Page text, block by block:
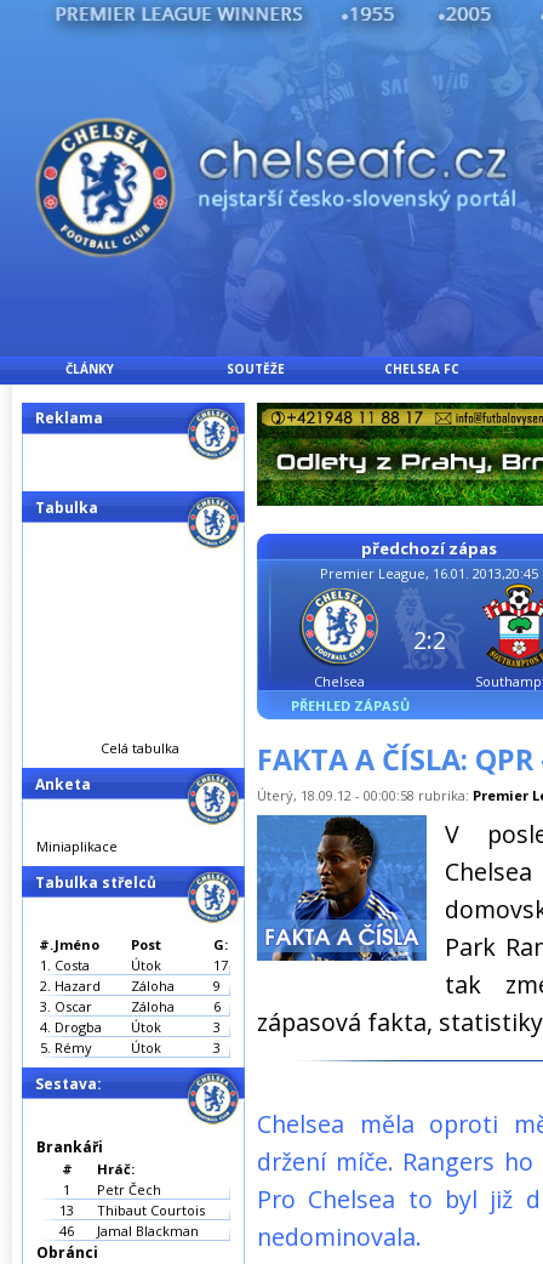
ČLÁNKY SOUTĚŽE CHELSEA FC
předchozí zápas
Premier League, 16.01. 2013,20:45
Chelsea
2:2
PŘEHLED ZÁPASŮ
FAKTA A ČÍSLA:
Úterý, 18.09.12 - 00:00:58 rubrika: Premier
V
Park
tak
zápasová fakta,
Chelsea měla oproti
držení míče. Rangers
Pro Chelsea to byl již
nedominovala.
Reklama
Tabulka
Celá tabulka
Anketa
Miniaplikace
Tabulka střelců
#.Jméno Post
G:
1. Costa Útok
17
2. Hazard Záloha
9
3. Oscar Záloha
6
4. Drogba Útok
3
5. Rémy Útok 3
Sestava:
Brankáři
#
Hráč:
1
Petr Čech
13
Thibaut Courtois
46
Jamal Blackman
Obránci